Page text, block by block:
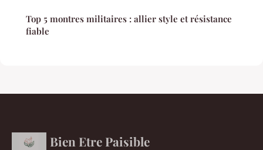
Top 5 montres militaires : allier style et résistance
fiable
Bien Etre Paisible